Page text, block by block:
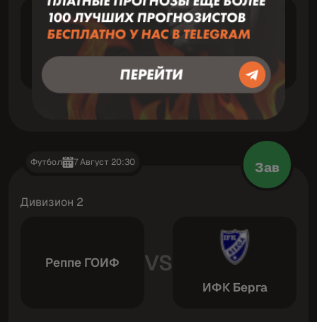
VS
Le Puy-en-Velay
Футбол 7 Август 20:30 Зав
Дивизион 2
Реппе ГОИФ VS
ИФК Берга